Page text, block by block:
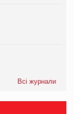
Всі журнали